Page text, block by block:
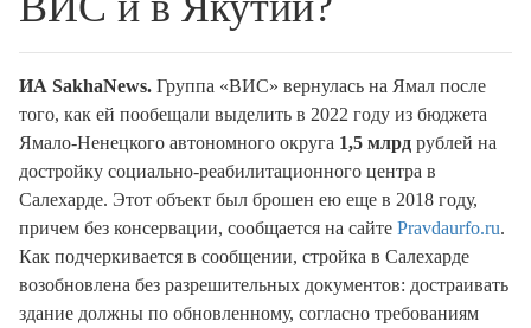
ИА SakhaNews. Группа «ВИС» вернулась на Ямал после
того, как ей пообещали выделить в 2022 году из бюджета
Ямало-Ненецкого автономного округа 1,5 млрд рублей на
достройку социально-реабилитационного центра в
Салехарде. Этот объект был брошен ею еще в 2018 году,
причем без консервации, сообщается на сайте Pravdaurfo.ru.
Как подчеркивается в сообщении, стройка в Салехарде
возобновлена без разрешительных документов: достраивать
здание должны по обновленному, согласно требованиям